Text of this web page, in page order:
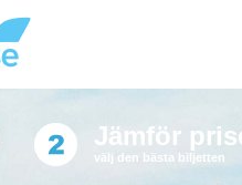
Jämför
välj den bästa biljetten